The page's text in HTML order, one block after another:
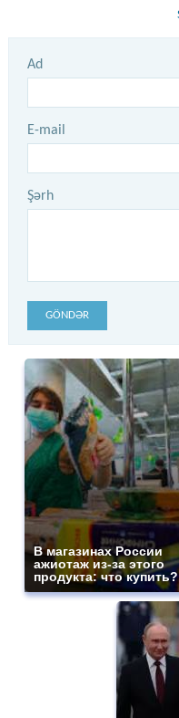
Ad
E-mail
Şərh
GÖNDƏR
В магазинах России
ажиотаж из-за этого
продукта: что купить?